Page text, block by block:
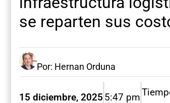
se reparten sus
Por: Hernan Orduna
15 diciembre, 2025 5:47 pm